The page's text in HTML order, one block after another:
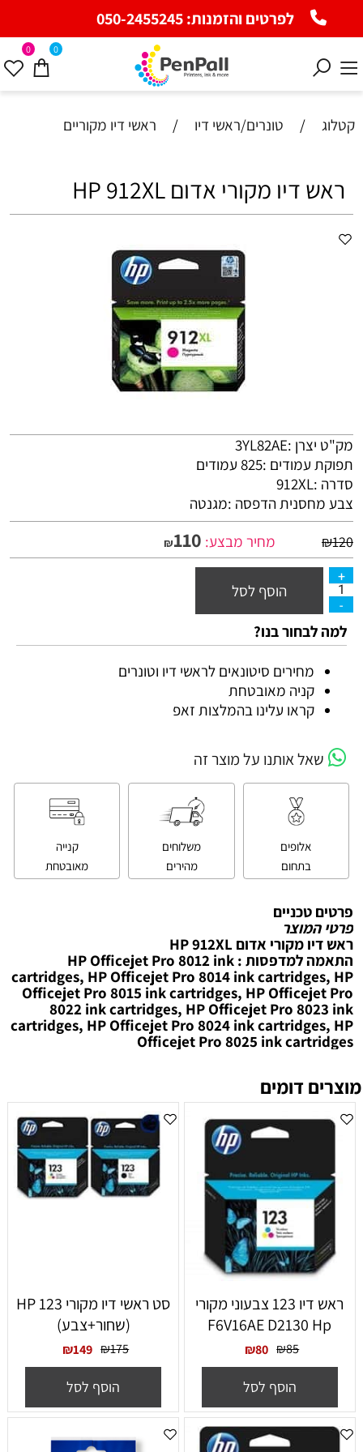
לפרטים והזמנות:050-2455245
0 0
קטלוג / טונרים/ראשי דיו / ראשי דיו מקוריים
ראש דיו מקורי אדום HP 912XL
מק"ט יצרן :3YL82AE
תפוקת עמודים :825 עמודים
סדרה :912XL
צבע מחסנית הדפסה :מגנטה
₪120 מחיר מבצע: ₪110
הוסף לסל
למה לבחור בנו?
מחירים סיטונאים לראשי דיו וטונרים
קניה מאובטחת
קראו עלינו בהמלצות זאפ
שאל אותנו על מוצר זה
אלופים
בתחום
משלוחים
מהירים
קנייה
מאובטחת
פרטים טכניים
פרטי המוצר
ראש דיו מקורי אדום HP 912XL
התאמה למדפסות : HP Officejet Pro 8012 ink
cartridges, HP Officejet Pro 8014 ink cartridges, HP
Officejet Pro 8015 ink cartridges, HP Officejet Pro
8022 ink cartridges, HP Officejet Pro 8023 ink
cartridges, HP Officejet Pro 8024 ink cartridges, HP
Officejet Pro 8025 ink cartridges
מוצרים דומים
ראש דיו 123 צבעוני מקורי
F6V16AE D2130 Hp
₪85
₪80
הוסף לסל
סט ראשי דיו מקורי HP 123
(שחור+צבע)
₪175
₪149
הוסף לסל